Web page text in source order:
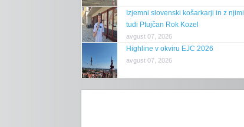
Izjemni slovenski košarkarji in z njimi
tudi Ptujčan Rok Kozel
avgust 07, 2026
Highline v okviru EJC 2026
avgust 07, 2026